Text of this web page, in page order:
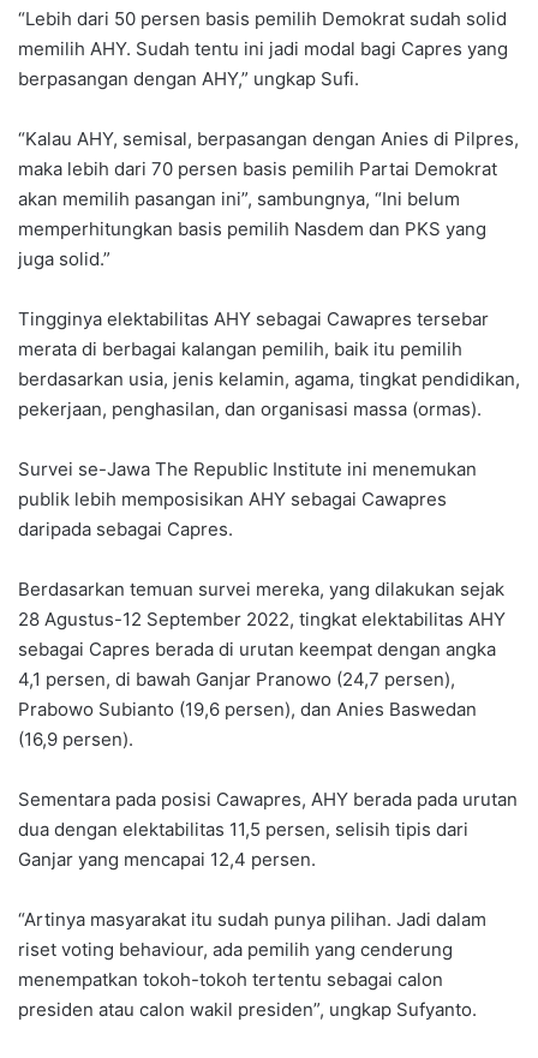
“Lebih dari 50 persen basis pemilih Demokrat sudah solid
memilih AHY. Sudah tentu ini jadi modal bagi Capres yang
berpasangan dengan AHY,” ungkap Sufi.
“Kalau AHY, semisal, berpasangan dengan Anies di Pilpres,
maka lebih dari 70 persen basis pemilih Partai Demokrat
akan memilih pasangan ini”, sambungnya, “Ini belum
memperhitungkan basis pemilih Nasdem dan PKS yang
juga solid.”
Tingginya elektabilitas AHY sebagai Cawapres tersebar
merata di berbagai kalangan pemilih, baik itu pemilih
berdasarkan usia, jenis kelamin, agama, tingkat pendidikan,
pekerjaan, penghasilan, dan organisasi massa (ormas).
Survei se-Jawa The Republic Institute ini menemukan
publik lebih memposisikan AHY sebagai Cawapres
daripada sebagai Capres.
Berdasarkan temuan survei mereka, yang dilakukan sejak
28 Agustus-12 September 2022, tingkat elektabilitas AHY
sebagai Capres berada di urutan keempat dengan angka
4,1 persen, di bawah Ganjar Pranowo (24,7 persen),
Prabowo Subianto (19,6 persen), dan Anies Baswedan
(16,9 persen).
Sementara pada posisi Cawapres, AHY berada pada urutan
dua dengan elektabilitas 11,5 persen, selisih tipis dari
Ganjar yang mencapai 12,4 persen.
“Artinya masyarakat itu sudah punya pilihan. Jadi dalam
riset voting behaviour, ada pemilih yang cenderung
menempatkan tokoh-tokoh tertentu sebagai calon
presiden atau calon wakil presiden”, ungkap Sufyanto.